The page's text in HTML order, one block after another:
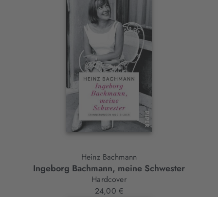
Heinz Bachmann
Ingeborg Bachmann, meine Schwester
Hardcover
24,00 €